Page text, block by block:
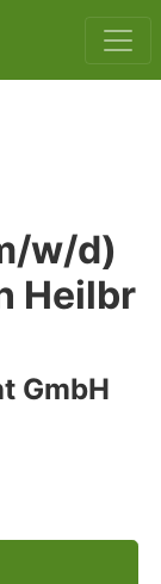
w/d)
Heilbr
GmbH